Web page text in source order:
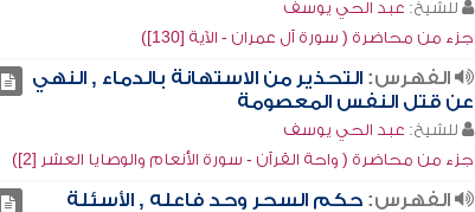
للشيخ: عبد الحي يوسف
جزء من محاضرة ( سورة آل عمران - الآية [130])
الفهرس: التحذير من الاستهانة بالدماء , النهي
عن قتل النفس المعصومة
للشيخ: عبد الحي يوسف
جزء من محاضرة ( واحة القرآن - سورة الأنعام والوصايا العشر [2])
الفهرس: حكم السحر وحد فاعله , الأسئلة